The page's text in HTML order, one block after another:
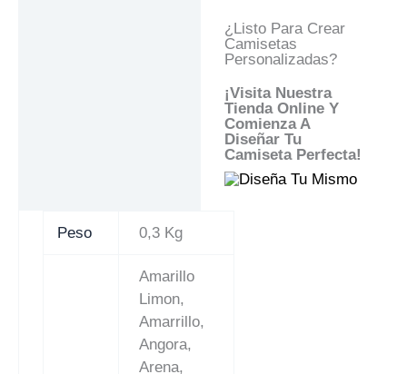
¿Listo Para Crear
Camisetas
Personalizadas?
¡Visita Nuestra
Tienda Online Y
Comienza A
Diseñar Tu
Camiseta Perfecta!
Peso 0,3 Kg
Amarillo
Limon,
Amarrillo,
Angora,
Arena,